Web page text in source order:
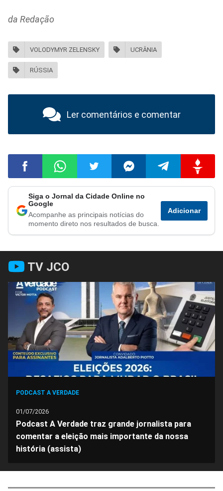
da Redação
VOLODYMYR ZELENSKY UCRÂNIA
RÚSSIA
Ler comentários e comentar
Compartilhar
no
Facebook
Compartilhar
no
Whatsapp
Compartilhar
no
Twitter
Compartilhar
no
Messenger
Compartilhar
no
Telegram
no
Gettr
Siga o Jornal da Cidade Online no
Google
Acompanhe as principais notícias do
momento direto nos resultados de busca.
Adicionar
TV JCO
PODCAST A VERDADE
01/07/2026
Podcast A Verdade traz grande jornalista para
comentar a eleição mais importante da nossa
história (assista)